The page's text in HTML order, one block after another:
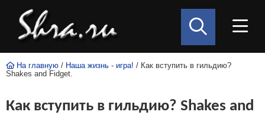
На главную / Наша жизнь - игра! / Как вступить в гильдию?
Shakes and Fidget.
Как вступить в гильдию? Shakes and